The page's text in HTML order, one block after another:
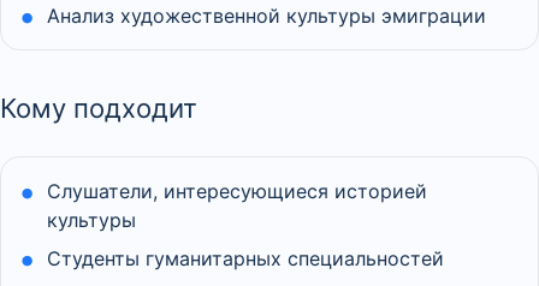
Анализ художественной культуры эмиграции
Кому подходит
Слушатели, интересующиеся историей
культуры
Студенты гуманитарных специальностей